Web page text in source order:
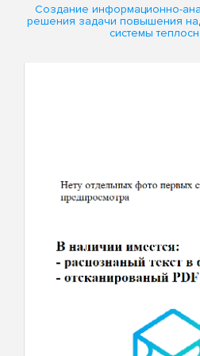
Создание информационно-
решения задачи повышения
системы